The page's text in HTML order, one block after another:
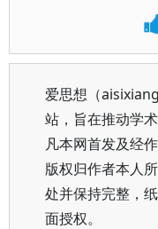
爱思想（
站，旨在推动学
凡本网首发及经
版权归作者本人
处并保持完整，
面授权。